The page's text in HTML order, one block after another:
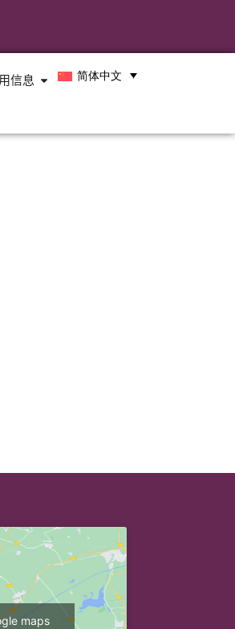
信息 简体中文
maps